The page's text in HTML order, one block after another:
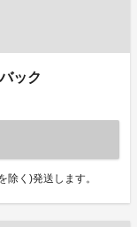
ック
く)発送します。